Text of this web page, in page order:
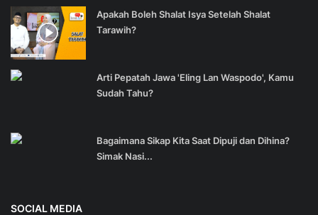
Apakah Boleh Shalat Isya Setelah Shalat
Tarawih?
Arti Pepatah Jawa 'Eling Lan Waspodo', Kamu
Sudah Tahu?
Bagaimana Sikap Kita Saat Dipuji dan Dihina?
Simak Nasi...
SOCIAL MEDIA